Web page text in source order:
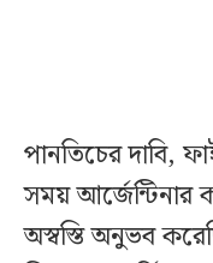
পানতিচের দাবি,
সময়
অস্বস্তি অনুভব